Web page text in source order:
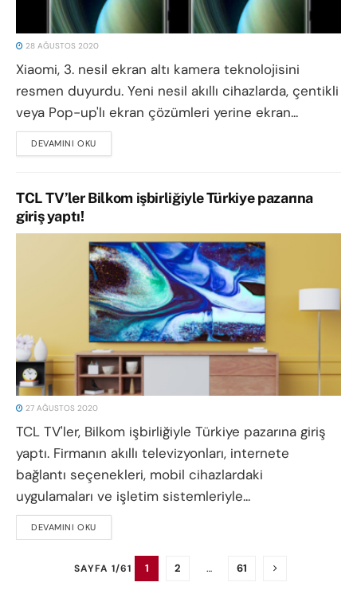
28 AĞUSTOS 2020
Xiaomi, 3. nesil ekran altı kamera teknolojisini
resmen duyurdu. Yeni nesil akıllı cihazlarda, çentikli
veya Pop-up'lı ekran çözümleri yerine ekran...
DEVAMINI OKU
TCL TV’ler Bilkom işbirliğiyle Türkiye pazarına
giriş yaptı!
27 AĞUSTOS 2020
TCL TV'ler, Bilkom işbirliğiyle Türkiye pazarına giriş
yaptı. Firmanın akıllı televizyonları, internete
bağlantı seçenekleri, mobil cihazlardaki
uygulamaları ve işletim sistemleriyle...
DEVAMINI OKU
SAYFA 1/61 1 2 … 61